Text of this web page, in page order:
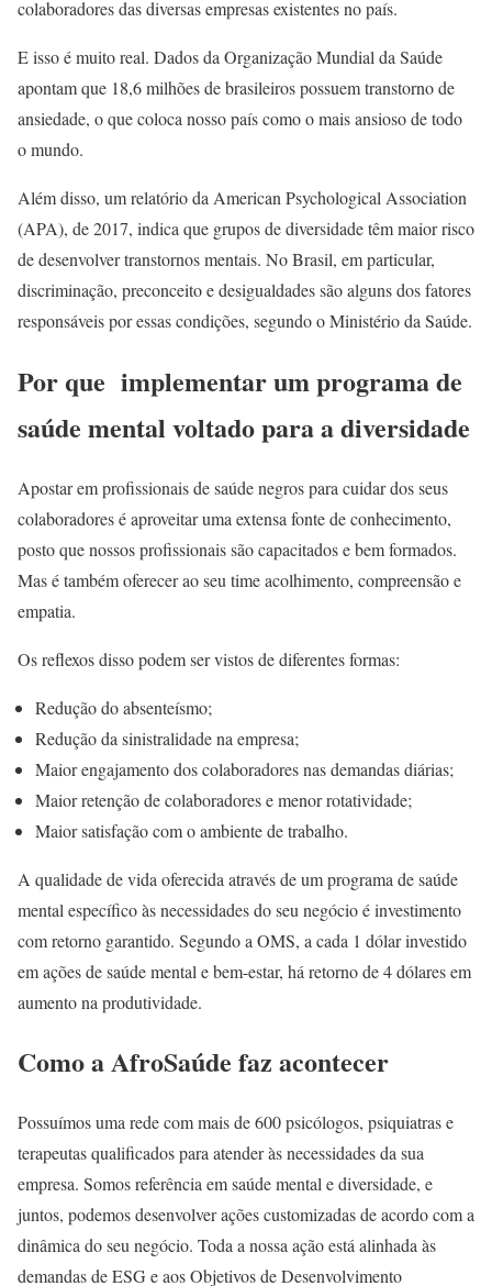
colaboradores das diversas empresas existentes no país.
E isso é muito real. Dados da Organização Mundial da Saúde
apontam que 18,6 milhões de brasileiros possuem transtorno de
ansiedade, o que coloca nosso país como o mais ansioso de todo
o mundo.
Além disso, um relatório da American Psychological Association
(APA), de 2017, indica que grupos de diversidade têm maior risco
de desenvolver transtornos mentais. No Brasil, em particular,
discriminação, preconceito e desigualdades são alguns dos fatores
responsáveis por essas condições, segundo o Ministério da Saúde.
Por que implementar um programa de
saúde mental voltado para a diversidade
Apostar em profissionais de saúde negros para cuidar dos seus
colaboradores é aproveitar uma extensa fonte de conhecimento,
posto que nossos profissionais são capacitados e bem formados.
Mas é também oferecer ao seu time acolhimento, compreensão e
empatia.
Os reflexos disso podem ser vistos de diferentes formas:
Redução do absenteísmo;
Redução da sinistralidade na empresa;
Maior engajamento dos colaboradores nas demandas diárias;
Maior retenção de colaboradores e menor rotatividade;
Maior satisfação com o ambiente de trabalho.
A qualidade de vida oferecida através de um programa de saúde
mental específico às necessidades do seu negócio é investimento
com retorno garantido. Segundo a OMS, a cada 1 dólar investido
em ações de saúde mental e bem-estar, há retorno de 4 dólares em
aumento na produtividade.
Como a AfroSaúde faz acontecer
Possuímos uma rede com mais de 600 psicólogos, psiquiatras e
terapeutas qualificados para atender às necessidades da sua
empresa. Somos referência em saúde mental e diversidade, e
juntos, podemos desenvolver ações customizadas de acordo com a
dinâmica do seu negócio. Toda a nossa ação está alinhada às
demandas de ESG e aos Objetivos de Desenvolvimento